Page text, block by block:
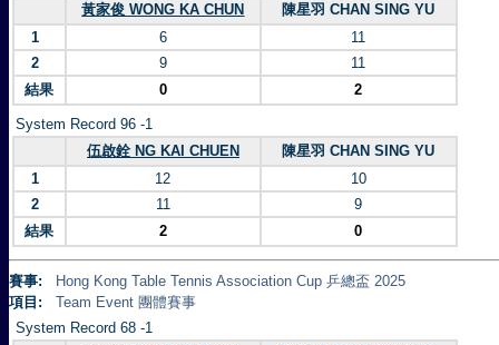
黃家俊 WONG KA CHUN
陳星羽 CHAN SING YU
1
6
11
2
9
11
結果
0 2
System Record 96 -1
伍啟銓 NG KAI CHUEN
陳星羽 CHAN SING YU
1
12
10
2
11
9
結果
2 0
賽事:
Hong Kong Table Tennis Association Cup 乒總盃 2025
項目:
Team Event 團體賽事
System Record 68 -1